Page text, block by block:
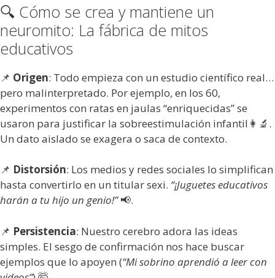
🔍 Cómo se crea y mantiene un
neuromito: La fábrica de mitos
educativos
📌 Origen: Todo empieza con un estudio científico real…
pero malinterpretado. Por ejemplo, en los 60,
experimentos con ratas en jaulas “enriquecidas” se
usaron para justificar la sobreestimulación infantil👩🔬.
Un dato aislado se exagera o saca de contexto.
📌 Distorsión: Los medios y redes sociales lo simplifican
hasta convertirlo en un titular sexi. “¡Juguetes educativos
harán a tu hijo un genio!”📢.
📌 Persistencia: Nuestro cerebro adora las ideas
simples. El sesgo de confirmación nos hace buscar
ejemplos que lo apoyen (“Mi sobrino aprendió a leer con